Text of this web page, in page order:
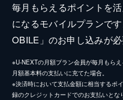
毎月もらえるポイントを
になるモバイルプランで
OBILE」のお申し込みが必
※U-NEXTの月額プラン会員が毎月もら
月額基本料の支払いに充てた場合。
※決済時において支払金額に相当するポ
録のクレジットカードでのお支払いとな